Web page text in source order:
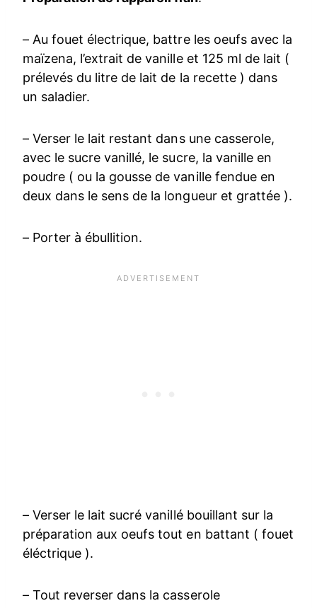
– Au fouet électrique, battre les oeufs avec la
maïzena, l’extrait de vanille et 125 ml de lait (
prélevés du litre de lait de la recette ) dans
un saladier.
– Verser le lait restant dans une casserole,
avec le sucre vanillé, le sucre, la vanille en
poudre ( ou la gousse de vanille fendue en
deux dans le sens de la longueur et grattée ).
– Porter à ébullition.
– Verser le lait sucré vanillé bouillant sur la
préparation aux oeufs tout en battant ( fouet
éléctrique ).
– Tout reverser dans la casserole